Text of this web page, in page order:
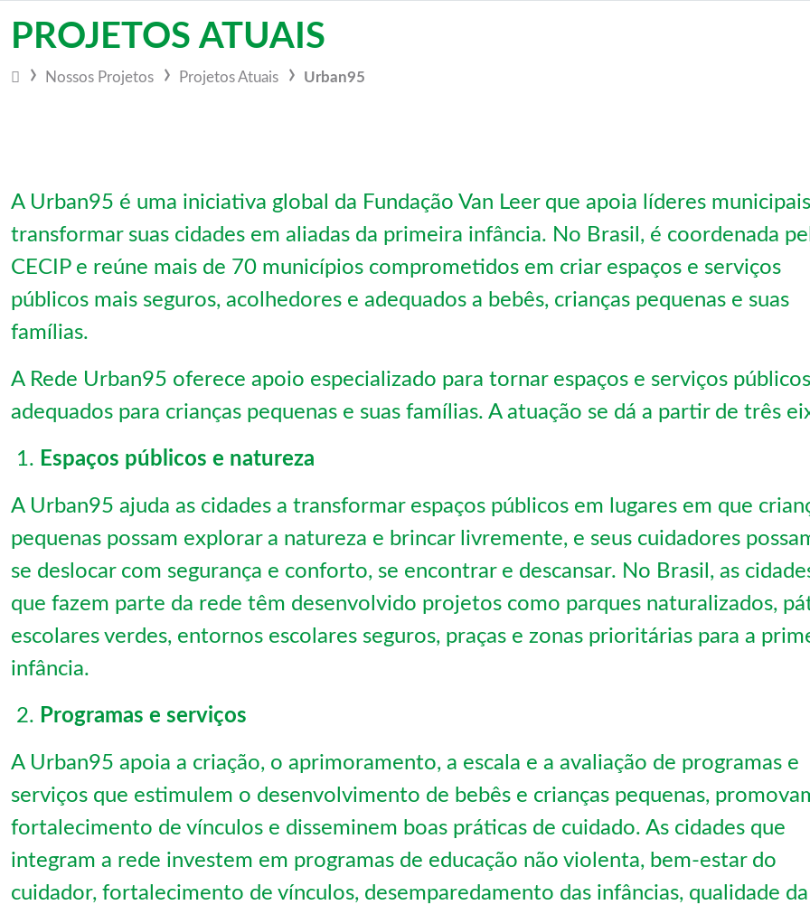
PROJETOS ATUAIS
Nossos Projetos Projetos Atuais Urban95
A Urban95 é uma iniciativa global da Fundação Van Leer que apoia líderes
transformar suas cidades em aliadas da primeira infância. No Brasil, é coordenada
CECIP e reúne mais de 70 municípios comprometidos em criar espaços e serviços
públicos mais seguros, acolhedores e adequados a bebês, crianças pequenas e suas
famílias.
A Rede Urban95 oferece apoio especializado para tornar espaços e serviços públicos
adequados para crianças pequenas e suas famílias. A atuação se dá a partir de três
Espaços públicos e natureza
A Urban95 ajuda as cidades a transformar espaços públicos em lugares em que
pequenas possam explorar a natureza e brincar livremente, e seus cuidadores
se deslocar com segurança e conforto, se encontrar e descansar. No Brasil, as
que fazem parte da rede têm desenvolvido projetos como parques naturalizados,
escolares verdes, entornos escolares seguros, praças e zonas prioritárias para a
infância.
Programas e serviços
A Urban95 apoia a criação, o aprimoramento, a escala e a avaliação de programas e
serviços que estimulem o desenvolvimento de bebês e crianças pequenas,
fortalecimento de vínculos e disseminem boas práticas de cuidado. As cidades que
integram a rede investem em programas de educação não violenta, bem-estar do
cuidador, fortalecimento de vínculos, desemparedamento das infâncias, qualidade da